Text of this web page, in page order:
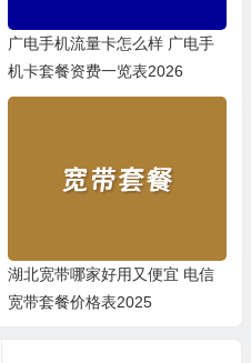
广电手机流量卡怎么样 广电手
机卡套餐资费一览表2026
湖北宽带哪家好用又便宜 电信
宽带套餐价格表2025